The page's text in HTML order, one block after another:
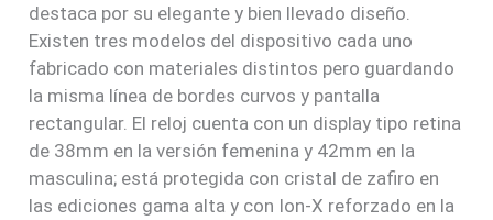
destaca por su elegante y bien llevado diseño.
Existen tres modelos del dispositivo cada uno
fabricado con materiales distintos pero guardando
la misma línea de bordes curvos y pantalla
rectangular. El reloj cuenta con un display tipo retina
de 38mm en la versión femenina y 42mm en la
masculina; está protegida con cristal de zafiro en
las ediciones gama alta y con Ion-X reforzado en la